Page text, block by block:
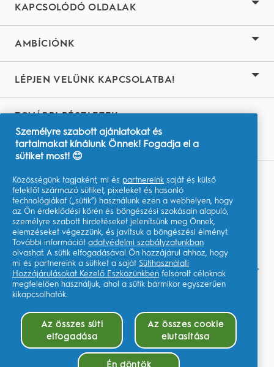
KAPCSOLÓDÓ OLDALAK
AMBÍCIÓNK
LÉPJEN VELÜNK KAPCSOLATBA!
TOVÁBBI RÉSZLETEK
Youtube.com
Adataim
Felhasználási Feltételek
Adatvédelmi közlemény
Akadálymentességi nyilatkozat
AdChoices
Oldaltérkép
©2026 Procter & Gamble
Személyre szabott ajánlatokat és
tartalmakat kínálunk Önnek! Fogadja el a
sütiket most! 😊
Közösségünk tagjaként, mi és partnereink saját és külső
felektől származó sütiket, pixeleket és hasonló
technológiákat („sütik”) használunk ezen a webhelyen, hogy
az Ön érdeklődési körén és böngészési szokásain alapuló,
személyre szabott hirdetéseket jelenítsünk meg Önnek,
elemzéseket végezzünk, és javítsuk a böngészési élményt.
További információt adatvédelmi szabályzatunkban
olvashat. A sütik elfogadásával Ön hozzájárul ahhoz, hogy
mi és partnereink a sütiket a saját Sütihasználati
Hozzájárulásokat Kezelő Eszközünkben felsorolt céloknak
megfelelően használjuk, ahol a sütik bármikor egyszerűen
kikapcsolhatók.
Az összes süti
elfogadása
Az összes cookie
elutasítása
Én döntök